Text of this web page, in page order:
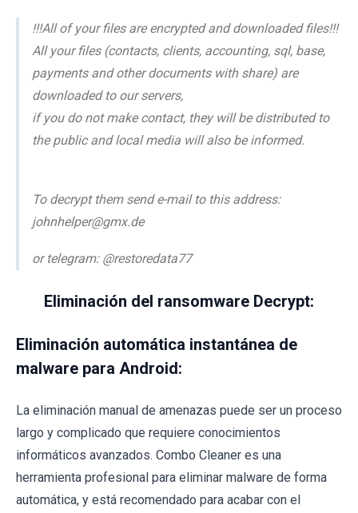
!!!All of your files are encrypted and downloaded files!!!
All your files (contacts, clients, accounting, sql, base,
payments and other documents with share) are
downloaded to our servers,
if you do not make contact, they will be distributed to
the public and local media will also be informed.
To decrypt them send e-mail to this address:
johnhelper@gmx.de
or telegram: @restoredata77
Eliminación del ransomware Decrypt:
Eliminación automática instantánea de
malware para Android:
La eliminación manual de amenazas puede ser un proceso
largo y complicado que requiere conocimientos
informáticos avanzados. Combo Cleaner es una
herramienta profesional para eliminar malware de forma
automática, y está recomendado para acabar con el